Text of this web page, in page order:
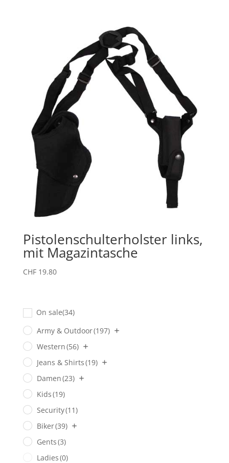
Pistolenschulterholster links,
mit Magazintasche
CHF19.80
On sale(34)
Army & Outdoor(197)
Western(56)
Jeans & Shirts(19)
Damen(23)
Kids(19)
Security(11)
Biker(39)
Gents(3)
Ladies(0)